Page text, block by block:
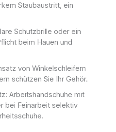
Staubaustritt, ein
Schutzbrille oder ein
beim Hauen und
von Winkelschleifern
schützen Sie Ihr Gehör.
Arbeitshandschuhe mit
bei Feinarbeit selektiv